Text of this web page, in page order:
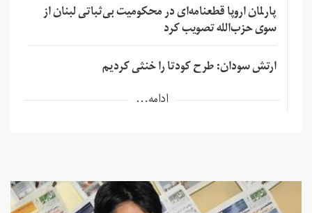
پارلمان اروپا قطعنامه‌ای در محکومیت بی‌ثباتی لبنان از
سوی حزب‌الله تصویب کرد
ارتش سودان: طرح کودتا را خنثی کردیم
ادامه...